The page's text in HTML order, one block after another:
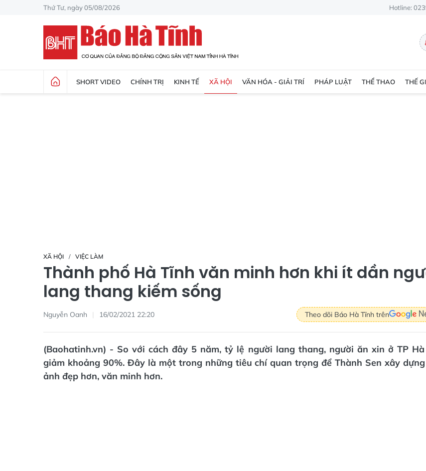
Thứ Tư, ngày 05/08/2026 Hotline:
SHORT VIDEO CHÍNH TRỊ KINH TẾ XÃ HỘI VĂN HÓA - GIẢI TRÍ PHÁP LUẬT THỂ THAO THẾ
XÃ HỘI VIỆC LÀM
Thành phố Hà Tĩnh văn minh hơn khi ít dần
lang thang kiếm sống
Nguyễn Oanh 16/02/2021 22:20 Theo dõi Báo Hà Tĩnh trên
(Baohatinh.vn) - So với cách đây 5 năm, tỷ lệ người lang thang, người ăn xin ở TP
giảm khoảng 90%. Đây là một trong những tiêu chí quan trọng để Thành Sen xây
ảnh đẹp hơn, văn minh hơn.